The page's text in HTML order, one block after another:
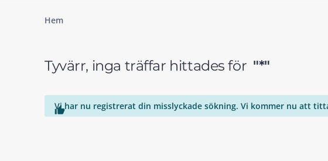
Hem
Tyvärr, inga träffar hittades för "*"

Vi har nu registrerat din misslyckade sökning. Vi kommer nu att